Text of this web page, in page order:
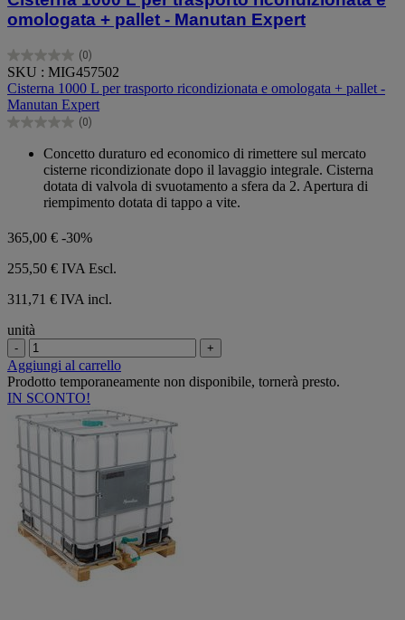
omologata + pallet - Manutan Expert
(0)
0.0
su
5
stelle.
SKU : MIG457502
Cisterna 1000 L per trasporto ricondizionata e omologata + pallet -
Manutan Expert
(0)
0.0
Concetto duraturo ed economico di rimettere sul mercato
cisterne ricondizionate dopo il lavaggio integrale. Cisterna
dotata di valvola di svuotamento a sfera da 2. Apertura di
riempimento dotata di tappo a vite.
365,00 € -30%
255,50 € IVA Escl.
311,71 € IVA incl.
unità
- +
Aggiungi al carrello
Prodotto temporaneamente non disponibile, tornerà presto.
IN SCONTO!